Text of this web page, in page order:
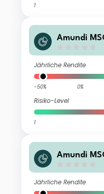
1
Amundi
Jährliche Rendite
-50% 0%
Risiko-Level
1
Amundi
Jährliche Rendite